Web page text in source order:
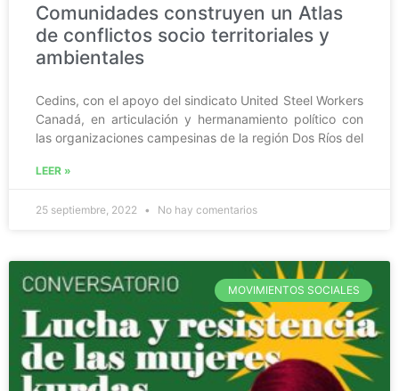
Comunidades construyen un Atlas
de conflictos socio territoriales y
ambientales
Cedins, con el apoyo del sindicato United Steel Workers
Canadá, en articulación y hermanamiento político con
las organizaciones campesinas de la región Dos Ríos del
LEER »
25 septiembre, 2022 No hay comentarios
MOVIMIENTOS SOCIALES